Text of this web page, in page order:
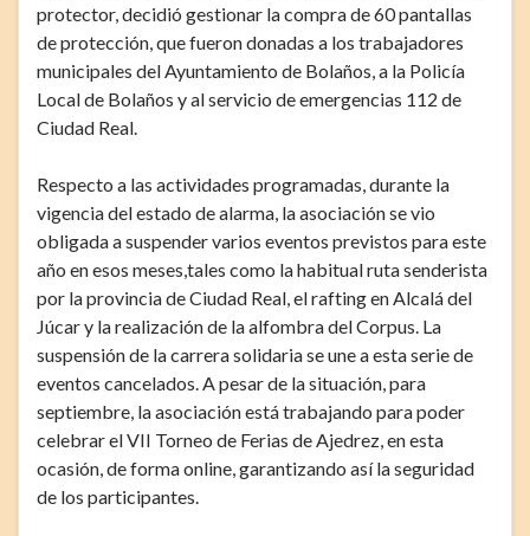
protector, decidió gestionar la compra de 60 pantallas
de protección, que fueron donadas a los trabajadores
municipales del Ayuntamiento de Bolaños, a la Policía
Local de Bolaños y al servicio de emergencias 112 de
Ciudad Real.
Respecto a las actividades programadas, durante la
vigencia del estado de alarma, la asociación se vio
obligada a suspender varios eventos previstos para este
año en esos meses,tales como la habitual ruta senderista
por la provincia de Ciudad Real, el rafting en Alcalá del
Júcar y la realización de la alfombra del Corpus. La
suspensión de la carrera solidaria se une a esta serie de
eventos cancelados. A pesar de la situación, para
septiembre, la asociación está trabajando para poder
celebrar el VII Torneo de Ferias de Ajedrez, en esta
ocasión, de forma online, garantizando así la seguridad
de los participantes.